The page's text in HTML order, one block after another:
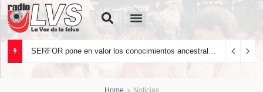
Home Noticias